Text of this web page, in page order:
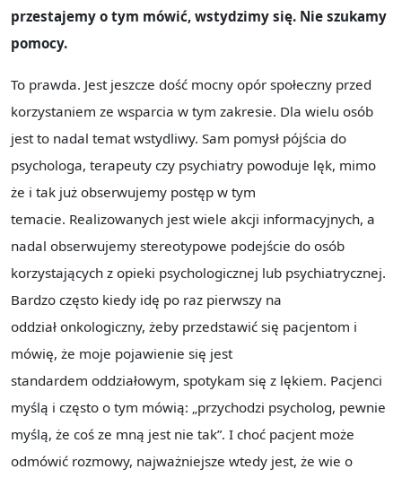
przestajemy o tym mówić, wstydzimy się. Nie szukamy
pomocy.
To prawda. Jest jeszcze dość mocny opór społeczny przed
korzystaniem ze wsparcia w tym zakresie. Dla wielu osób
jest to nadal temat wstydliwy. Sam pomysł pójścia do
psychologa, terapeuty czy psychiatry powoduje lęk, mimo
że i tak już obserwujemy postęp w tym
temacie. Realizowanych jest wiele akcji informacyjnych, a
nadal obserwujemy stereotypowe podejście do osób
korzystających z opieki psychologicznej lub psychiatrycznej.
Bardzo często kiedy idę po raz pierwszy na
oddział onkologiczny, żeby przedstawić się pacjentom i
mówię, że moje pojawienie się jest
standardem oddziałowym, spotykam się z lękiem. Pacjenci
myślą i często o tym mówią: „przychodzi psycholog, pewnie
myślą, że coś ze mną jest nie tak”. I choć pacjent może
odmówić rozmowy, najważniejsze wtedy jest, że wie o